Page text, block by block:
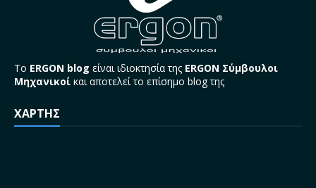
Το ERGON blog είναι ιδιοκτησία της ERGON Σύμβουλοι
Μηχανικοί και αποτελεί το επίσημο blog της
ΧΑΡΤΗΣ